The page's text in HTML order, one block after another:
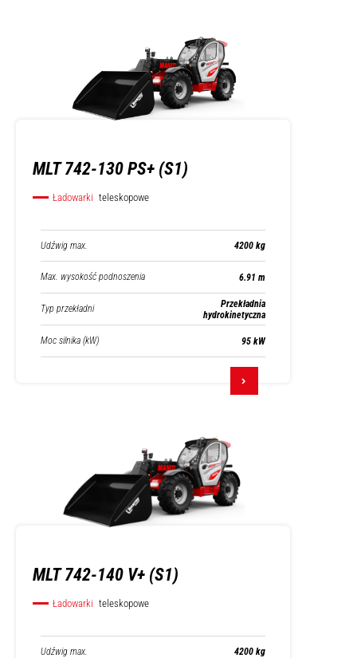
MLT 742-130 PS+ (S1)
Ładowarki teleskopowe
Udźwig max. 4200 kg
Max. wysokość podnoszenia 6.91 m
Typ przekładni
Przekładnia
hydrokinetyczna
Moc silnika (kW) 95 kW
MLT 742-140 V+ (S1)
Ładowarki teleskopowe
Udźwig max. 4200 kg